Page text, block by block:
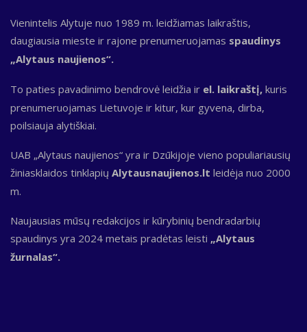
Vienintelis Alytuje nuo 1989 m. leidžiamas laikraštis,
daugiausia mieste ir rajone prenumeruojamas spaudinys
„Alytaus naujienos“.
To paties pavadinimo bendrovė leidžia ir el. laikraštį, kuris
prenumeruojamas Lietuvoje ir kitur, kur gyvena, dirba,
poilsiauja alytiškiai.
UAB „Alytaus naujienos“ yra ir Dzūkijoje vieno populiariausių
žiniasklaidos tinklapių Alytausnaujienos.lt leidėja nuo 2000
m.
Naujausias mūsų redakcijos ir kūrybinių bendradarbių
spaudinys yra 2024 metais pradėtas leisti „Alytaus
žurnalas“.